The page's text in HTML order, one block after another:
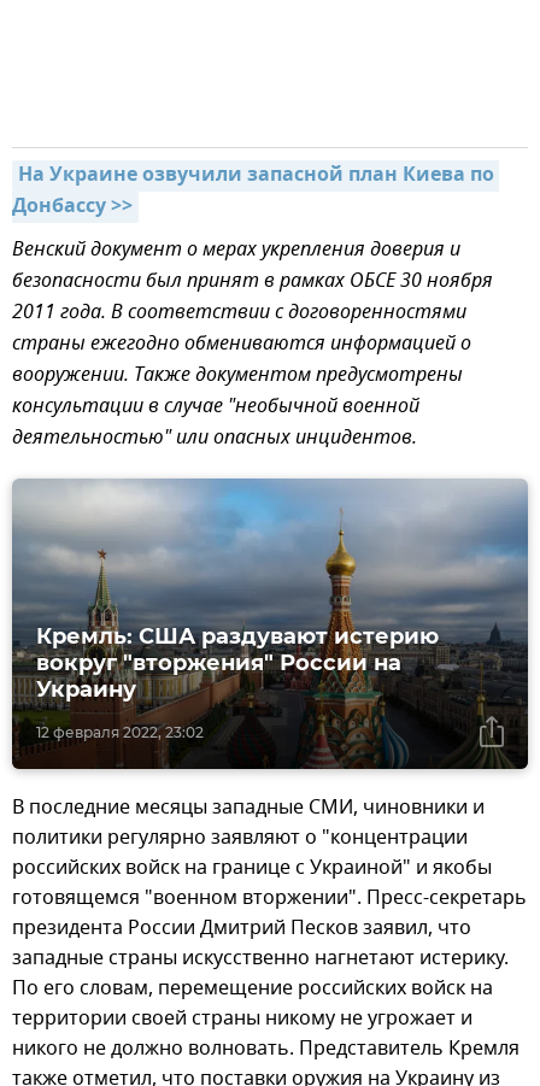
На Украине озвучили запасной план Киева по
Донбассу >>
Венский документ о мерах укрепления доверия и
безопасности был принят в рамках ОБСЕ 30 ноября
2011 года. В соответствии с договоренностями
страны ежегодно обмениваются информацией о
вооружении. Также документом предусмотрены
консультации в случае "необычной военной
деятельностью" или опасных инцидентов.
12 февраля 2022, 23:02
Кремль: США раздувают истерию
вокруг "вторжения" России на
Украину
В последние месяцы западные СМИ, чиновники и
политики регулярно заявляют о "концентрации
российских войск на границе с Украиной" и якобы
готовящемся "военном вторжении". Пресс-секретарь
президента России Дмитрий Песков заявил, что
западные страны искусственно нагнетают истерику.
По его словам, перемещение российских войск на
территории своей страны никому не угрожает и
никого не должно волновать. Представитель Кремля
также отметил, что поставки оружия на Украину из